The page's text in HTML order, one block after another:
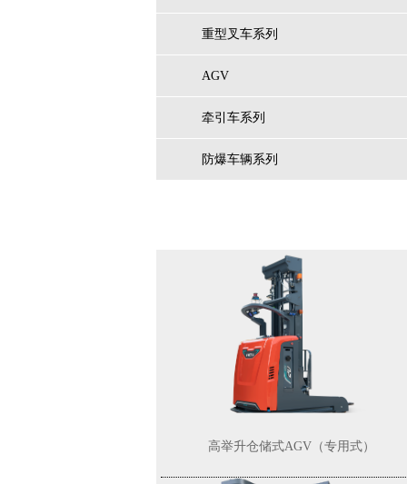
重型叉车系列
AGV
牵引车系列
防爆车辆系列
高举升仓储式AGV（专用式）